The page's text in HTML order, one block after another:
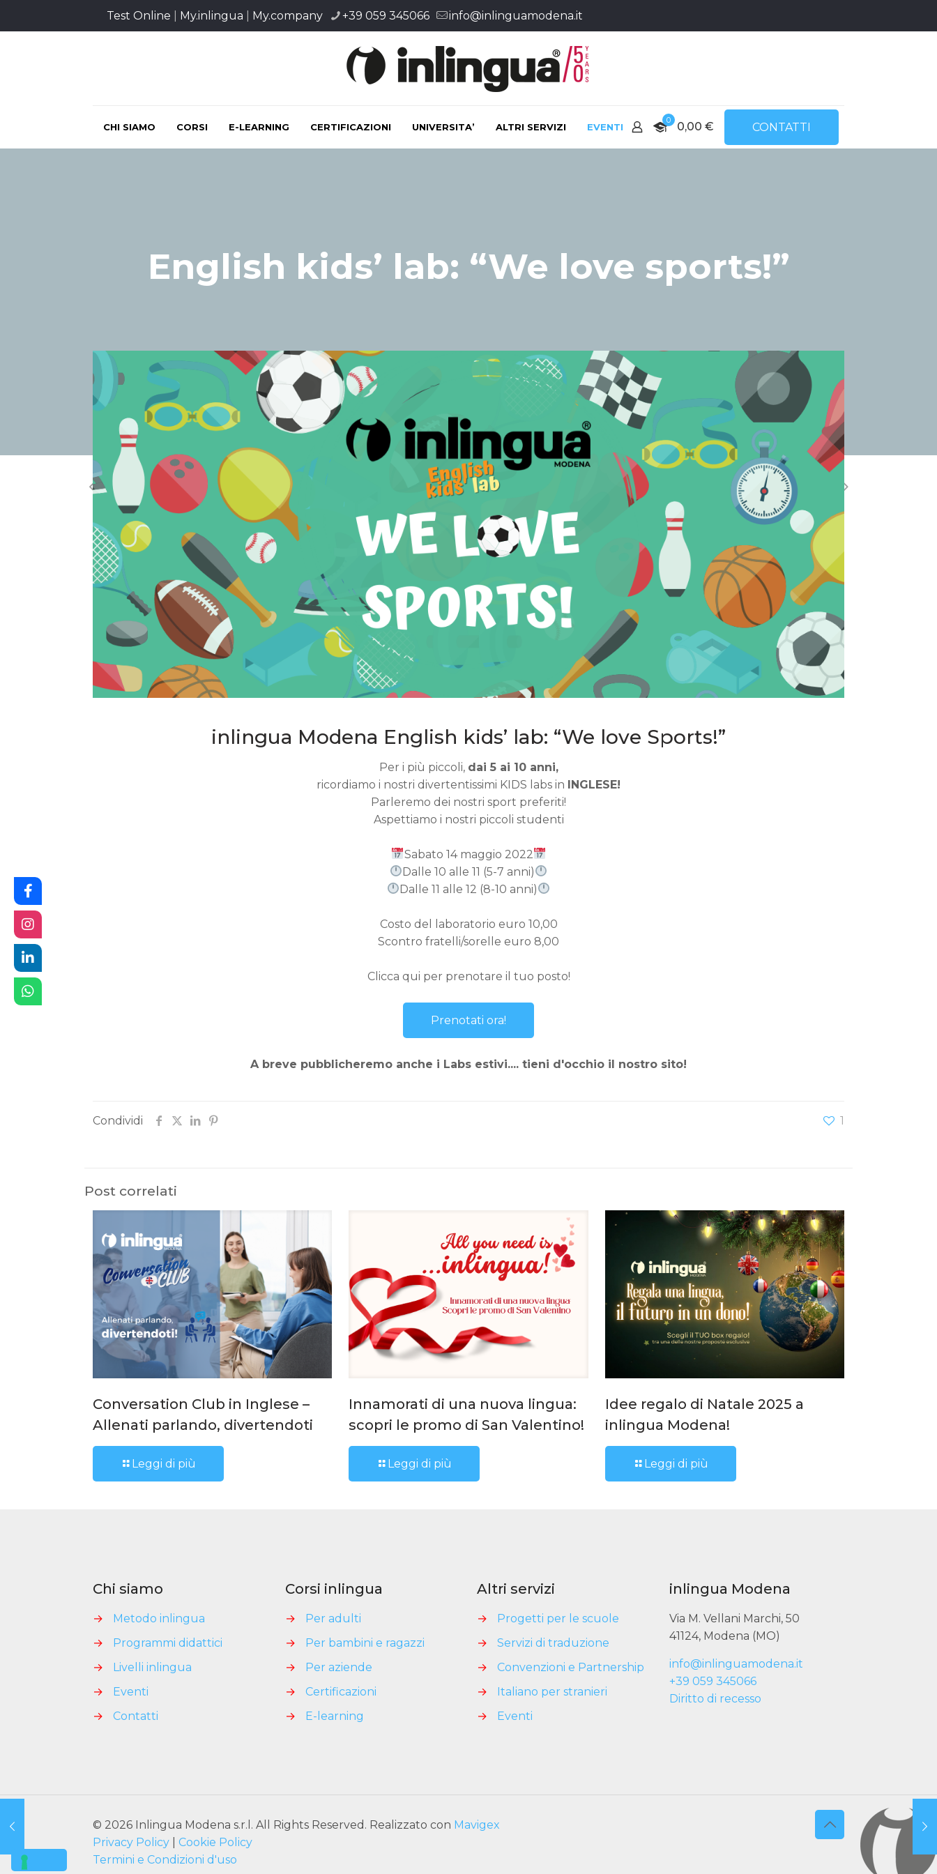
Test Online My.inlingua My.company +39 059 345066 info@inlinguamodena.it
CHI SIAMO CORSI E-LEARNING CERTIFICAZIONI UNIVERSITA’ ALTRI SERVIZI EVENTI
0 0,00 € CONTATTI
English kids’ lab: “We love sports!”
inlingua Modena English kids’ lab: “We love Sports!”
Per i più piccoli, dai 5 ai 10 anni,
ricordiamo i nostri divertentissimi KIDS labs in INGLESE!
Parleremo dei nostri sport preferiti!
Aspettiamo i nostri piccoli studenti
Sabato 14 maggio 2022
Dalle 10 alle 11 (5-7 anni)
Dalle 11 alle 12 (8-10 anni)
Costo del laboratorio euro 10,00
Scontro fratelli/sorelle euro 8,00
Clicca qui per prenotare il tuo posto!
Prenotati ora!
A breve pubblicheremo anche i Labs estivi.... tieni d'occhio il nostro sito!
Condividi 1
Post correlati
Conversation Club in Inglese –
Allenati parlando, divertendoti
Leggi di più
Innamorati di una nuova lingua:
scopri le promo di San Valentino!
Leggi di più
Idee regalo di Natale 2025 a
inlingua Modena!
Leggi di più
Chi siamo
→
Metodo inlingua
→
Programmi didattici
→
Livelli inlingua
→
Eventi
→
Contatti
Corsi inlingua
→
Per adulti
→
Per bambini e ragazzi
→
Per aziende
→
Certificazioni
→
E-learning
Altri servizi
→
Progetti per le scuole
→
Servizi di traduzione
→
Convenzioni e Partnership
→
Italiano per stranieri
→
Eventi
inlingua Modena
Via M. Vellani Marchi, 50
41124, Modena (MO)
info@inlinguamodena.it
+39 059 345066
Diritto di recesso
© 2026 Inlingua Modena s.r.l. All Rights Reserved. Realizzato con Mavigex
Privacy Policy
Cookie Policy
Termini e Condizioni d'uso